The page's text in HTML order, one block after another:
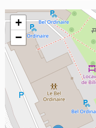
+
−